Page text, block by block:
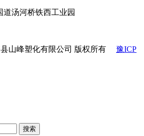
汤河桥铁西工业园
县山峰塑化有限公司 版权所有 豫ICP